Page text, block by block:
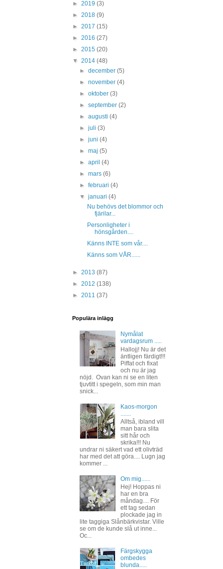
► 2019 (3)
► 2018 (9)
► 2017 (15)
► 2016 (27)
► 2015 (20)
▼ 2014 (48)
►december(5)
►november(4)
►oktober(3)
►september(2)
►augusti(4)
►juli(3)
►juni(4)
►maj(5)
►april(4)
►mars(6)
►februari(4)
▼januari(4)
Nu behövs det blommor och
fjärilar...
Personligheter i
hönsgården....
Känns INTE som vår....
Känns som VÅR......
► 2013 (87)
► 2012 (138)
► 2011 (37)
Populära inlägg
Nymålat
vardagsrum .....
Hallojj! Nu är det
äntligen färdigt!!!
Piffat och fixat
och nu är jag
nöjd. Ovan kan ni se en liten
tjuvtitt i spegeln, som min man
snick...
Kaos-morgon
Alltså, ibland vill
man bara slita
sitt hår och
skrika!!! Nu
undrar ni säkert vad ett olivträd
har med det att göra.... Lugn jag
kommer ...
Om mig......
Hej! Hoppas ni
har en bra
måndag.... För
ett tag sedan
plockade jag in
lite taggiga Slånbärkvistar. Ville
se om de kunde slå ut inne...
Oc...
Färgskygga
ombedes
blunda.....